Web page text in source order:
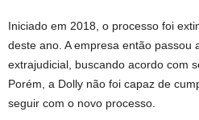
Iniciado em 2018, o processo foi
deste ano. A empresa então passou
extrajudicial, buscando acordo com
Porém, a Dolly não foi capaz de
seguir com o novo processo.